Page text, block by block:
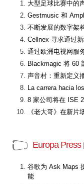
大型足球比赛中的
Gestmusic 和
不断发展的数字架
Cellnex 寻求通过
通过欧洲电视网服
Blackmagic 将 60
声音村：重新定义
La carrera hacia
8 家公司将在 ISE
《老大哥》在新片
Europa
谷歌为 Ask Maps
能